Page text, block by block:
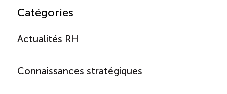
Catégories
Actualités RH
Connaissances stratégiques